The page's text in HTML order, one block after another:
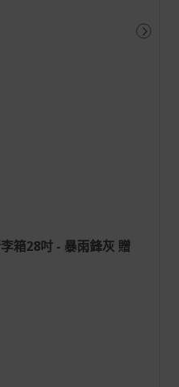
箱28吋 - 暴雨鋒灰 贈